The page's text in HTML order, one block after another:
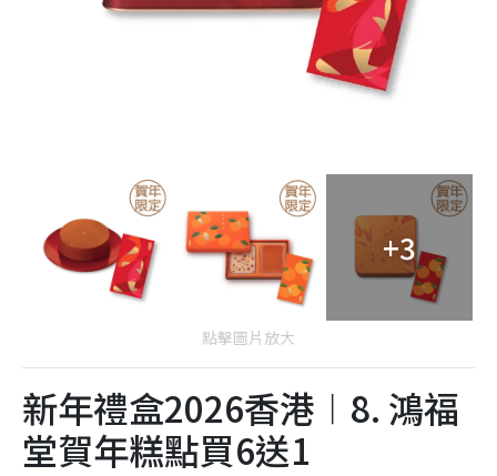
+3
點擊圖片放大
新年禮盒2026香港︱8. 鴻福
堂賀年糕點買6送1